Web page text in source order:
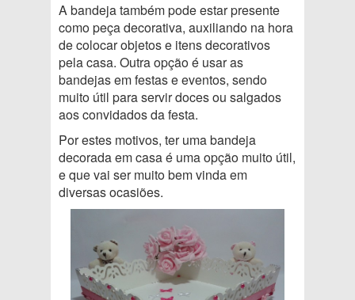
A bandeja também pode estar presente
como peça decorativa, auxiliando na hora
de colocar objetos e itens decorativos
pela casa. Outra opção é usar as
bandejas em festas e eventos, sendo
muito útil para servir doces ou salgados
aos convidados da festa.
Por estes motivos, ter uma bandeja
decorada em casa é uma opção muito útil,
e que vai ser muito bem vinda em
diversas ocasiões.